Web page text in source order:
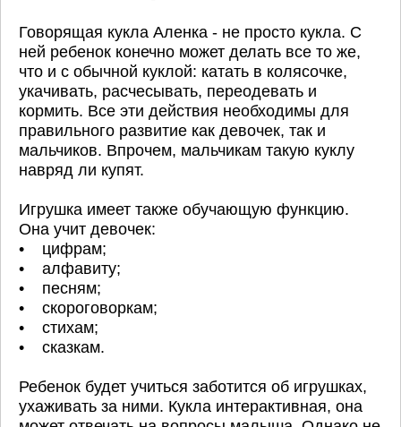
Говорящая кукла Аленка - не просто кукла. С
ней ребенок конечно может делать все то же,
что и с обычной куклой: катать в колясочке,
укачивать, расчесывать, переодевать и
кормить. Все эти действия необходимы для
правильного развитие как девочек, так и
мальчиков. Впрочем, мальчикам такую куклу
навряд ли купят.
Игрушка имеет также обучающую функцию.
Она учит девочек:
• цифрам;
• алфавиту;
• песням;
• скороговоркам;
• стихам;
• сказкам.
Ребенок будет учиться заботится об игрушках,
ухаживать за ними. Кукла интерактивная, она